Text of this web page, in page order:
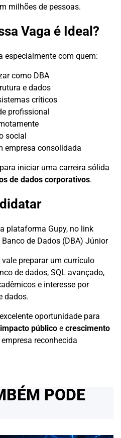
milhões de pessoas.
Vaga é Ideal?
especialmente com quem:
como DBA
e dados
críticos
profissional
social
empresa consolidada
iniciar uma carreira sólida
de dados corporativos.
plataforma Gupy, no link
de Dados (DBA) Júnior
preparar um currículo
de dados, SQL avançado,
e interesse por
dados.
oportunidade para
impacto público e crescimento
reconhecida
PODE